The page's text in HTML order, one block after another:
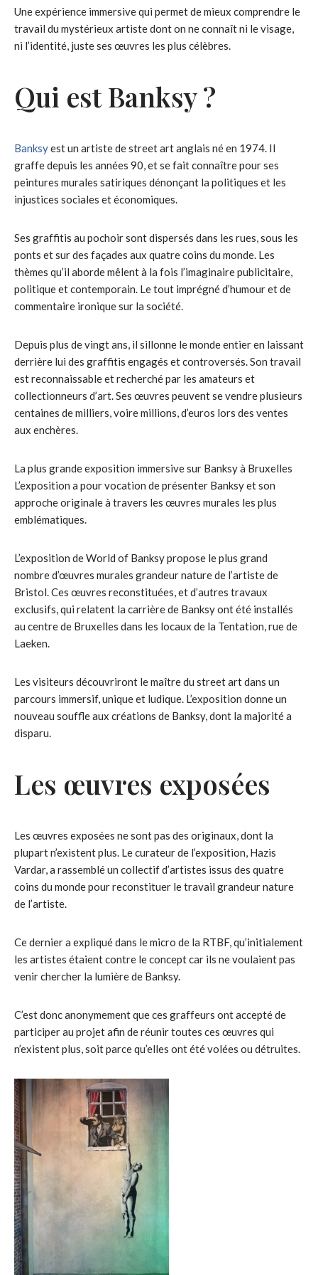
Une expérience immersive qui permet de mieux comprendre le
travail du mystérieux artiste dont on ne connaît ni le visage,
ni l’identité, juste ses œuvres les plus célèbres.
Qui est Banksy ?
Banksyest un artiste de street art anglais né en 1974. Il
graffe depuis les années 90, et se fait connaître pour ses
peintures murales satiriques dénonçant la politiques et les
injustices sociales et économiques.
Ses graffitis au pochoir sont dispersés dans les rues, sous les
ponts et sur des façades aux quatre coins du monde. Les
thèmes qu’il aborde mêlent à la fois l’imaginaire publicitaire,
politique et contemporain. Le tout imprégné d’humour et de
commentaire ironique sur la société.
Depuis plus de vingt ans, il sillonne le monde entier en laissant
derrière lui des graffitis engagés et controversés. Son travail
est reconnaissable et recherché par les amateurs et
collectionneurs d’art. Ses œuvres peuvent se vendre plusieurs
centaines de milliers, voire millions, d’euros lors des ventes
aux enchères.
La plus grande exposition immersive sur Banksy à Bruxelles
L’exposition a pour vocation de présenter Banksy et son
approche originale à travers les œuvres murales les plus
emblématiques.
L’exposition de World of Banksy propose le plus grand
nombre d’œuvres murales grandeur nature de l’artiste de
Bristol. Ces œuvres reconstituées, et d’autres travaux
exclusifs, qui relatent la carrière de Banksy ont été installés
au centre de Bruxelles dans les locaux de la Tentation, rue de
Laeken.
Les visiteurs découvriront le maître du street art dans un
parcours immersif, unique et ludique. L’exposition donne un
nouveau souffle aux créations de Banksy, dont la majorité a
disparu.
Les œuvres exposées
Les œuvres exposées ne sont pas des originaux, dont la
plupart n’existent plus. Le curateur de l’exposition, Hazis
Vardar, a rassemblé un collectif d’artistes issus des quatre
coins du monde pour reconstituer le travail grandeur nature
de l’artiste.
Ce dernier a expliqué dans le micro de la RTBF, qu’initialement
les artistes étaient contre le concept car ils ne voulaient pas
venir chercher la lumière de Banksy.
C’est donc anonymement que ces graffeurs ont accepté de
participer au projet afin de réunir toutes ces œuvres qui
n’existent plus, soit parce qu’elles ont été volées ou détruites.